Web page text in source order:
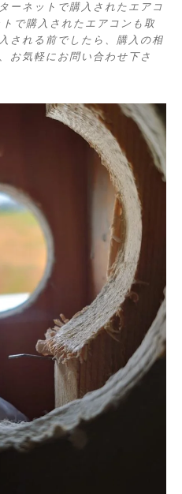
ーネットで購入されたエアコ
で購入されたエアコンも取
される前でしたら、購入の相
お気軽にお問い合わせ下さ